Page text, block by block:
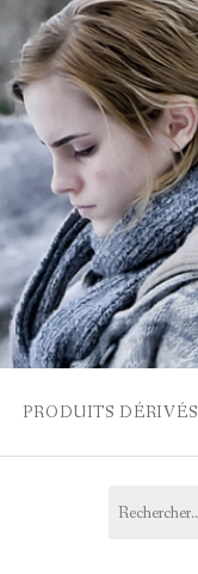
PRODUITS DÉRIVÉS